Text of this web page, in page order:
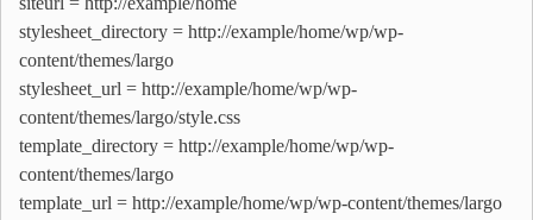
stylesheet_directory = http://example/home/wp/wp-
content/themes/largo
stylesheet_url = http://example/home/wp/wp-
content/themes/largo/style.css
template_directory = http://example/home/wp/wp-
content/themes/largo
template_url = http://example/home/wp/wp-content/themes/largo